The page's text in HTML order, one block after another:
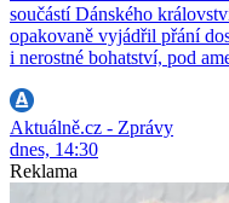
součástí Dánského
opakovaně vyjádřil přání
i nerostné bohatství, pod
Aktuálně.cz - Zprávy
dnes, 14:30
Reklama